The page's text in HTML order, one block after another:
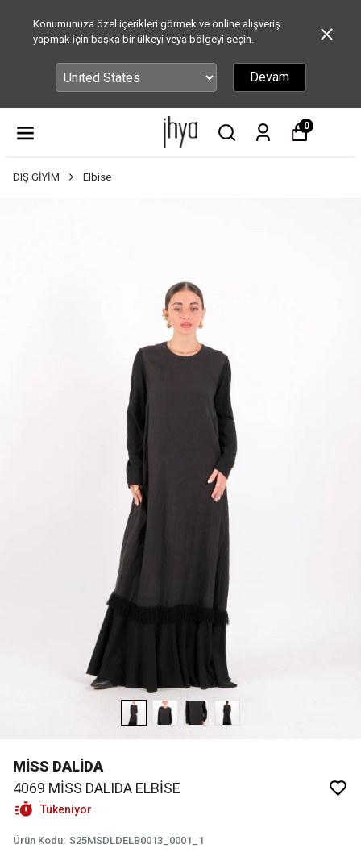
Konumunuza özel içerikleri görmek ve online alışveriş
yapmak için başka bir ülkeyi veya bölgeyi seçin.
Devam
0
DIŞ GİYİM Elbise
MİSS DALİDA
4069 MİSS DALIDA ELBİSE
Tükeniyor
Ürün Kodu: S25MSDLDELB0013_0001_1